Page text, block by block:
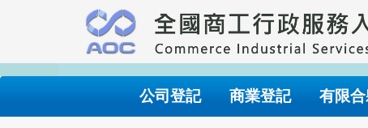
要
內
公司登記 商業登記 有限